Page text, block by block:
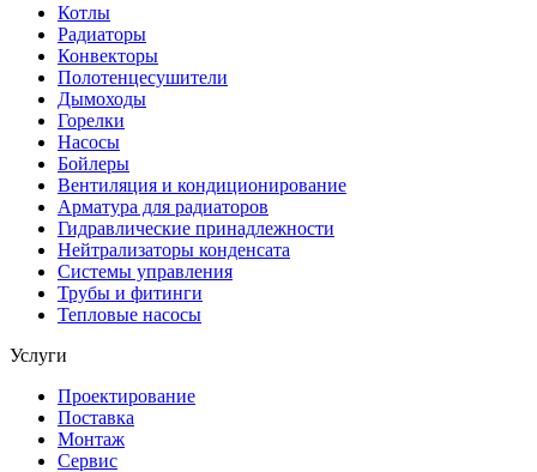
Котлы
Радиаторы
Конвекторы
Полотенцесушители
Дымоходы
Горелки
Насосы
Бойлеры
Вентиляция и кондиционирование
Арматура для радиаторов
Гидравлические принадлежности
Нейтрализаторы конденсата
Системы управления
Трубы и фитинги
Тепловые насосы
Услуги
Проектирование
Поставка
Монтаж
Сервис